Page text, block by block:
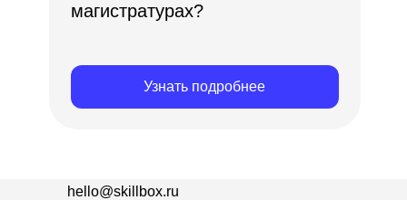
магистратурах?
Узнать подробнее
hello@skillbox.ru